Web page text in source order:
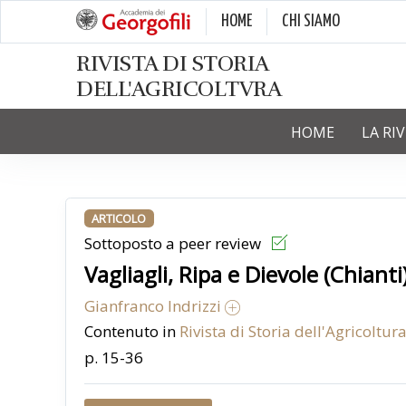
HOME CHI SIAMO
RIVISTA DI STORIA
DELL'AGRICOLTVRA
HOME LA
ARTICOLO
Sottoposto a peer review
Vagliagli, Ripa e Dievole
Gianfranco Indrizzi
Contenuto in Rivista di Storia
p. 15-36